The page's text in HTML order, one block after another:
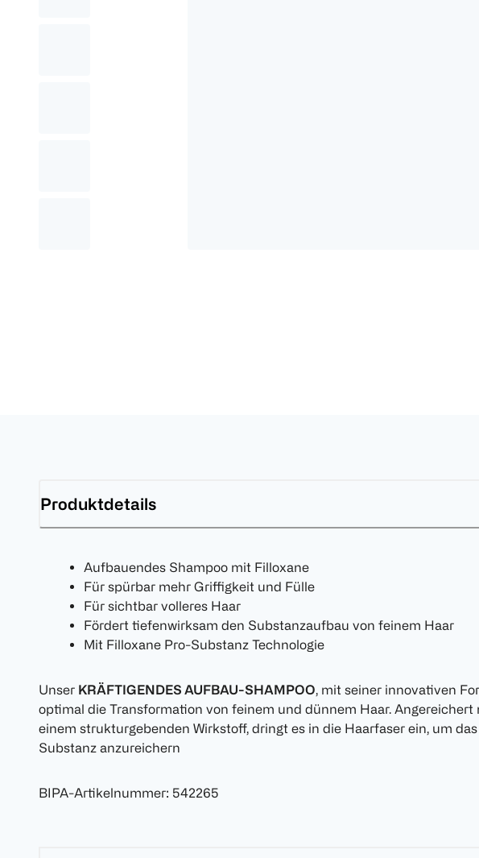
Produktdetails
Aufbauendes Shampoo mit Filloxane
Für spürbar mehr Griffigkeit und Fülle
Für sichtbar volleres Haar
Fördert tiefenwirksam den Substanzaufbau von feinem Haar
Mit Filloxane Pro-Substanz Technologie
Unser KRÄFTIGENDES AUFBAU-SHAMPOO, mit seiner innovativen
optimal die Transformation von feinem und dünnem Haar. Angereichert
einem strukturgebenden Wirkstoff, dringt es in die Haarfaser ein, um
Substanz anzureichern
BIPA-Artikelnummer: 542265